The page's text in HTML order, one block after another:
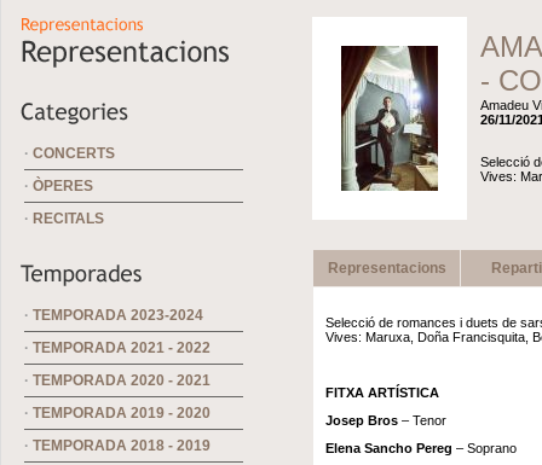
· CONCERTS
· ÒPERES
· RECITALS
· TEMPORADA 2023-2024
· TEMPORADA 2021 - 2022
· TEMPORADA 2020 - 2021
· TEMPORADA 2019 - 2020
· TEMPORADA 2018 - 2019
-
Amadeu
26/11/
Selecció
Vives:
Representacions
Selecció de romances i duets de
Vives: Maruxa, Doña Francisquita,
FITXA ARTÍSTICA
Josep Bros – Tenor
Elena Sancho Pereg – Soprano